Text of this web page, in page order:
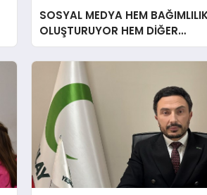
SOSYAL MEDYA HEM
OLUŞTURUYOR HEM DİĞER
BAĞIMLILIKLARA ZEMİN
HAZIRLIYOR”